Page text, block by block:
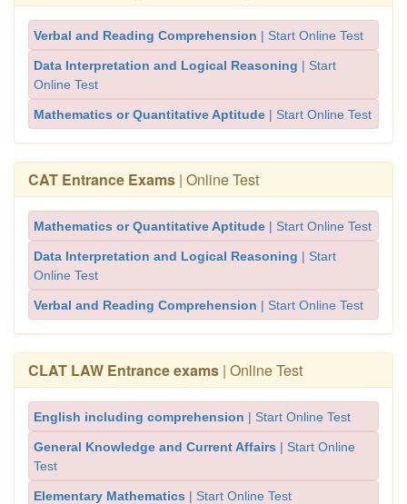
Verbal and Reading Comprehension | Start Online Test
Data Interpretation and Logical Reasoning | Start
Online Test
Mathematics or Quantitative Aptitude | Start Online Test
CAT Entrance Exams | Online Test
Mathematics or Quantitative Aptitude | Start Online Test
Data Interpretation and Logical Reasoning | Start
Online Test
Verbal and Reading Comprehension | Start Online Test
CLAT LAW Entrance exams | Online Test
English including comprehension | Start Online Test
General Knowledge and Current Affairs | Start Online
Test
Elementary Mathematics | Start Online Test